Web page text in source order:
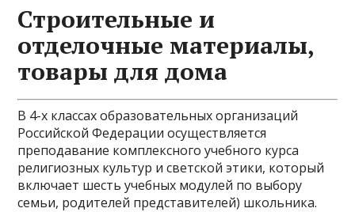
Строительные и
отделочные материалы,
товары для дома
В 4-х классах образовательных организаций
Российской Федерации осуществляется
преподавание комплексного учебного курса
религиозных культур и светской этики, который
включает шесть учебных модулей по выбору
семьи, родителей представителей) школьника.